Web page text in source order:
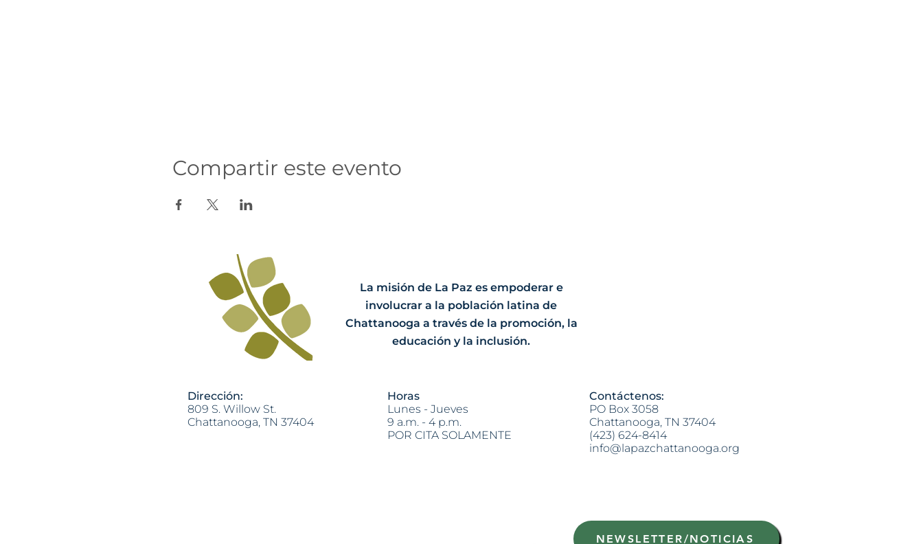
Compartir este evento
La misión de La Paz es empoderar e
involucrar a la población latina de
Chattanooga a través de la promoción, la
educación y la inclusión.
Dirección:
809 S. Willow St.
Chattanooga, TN 37404
Horas
Lunes - Jueves
9 a.m. - 4 p.m.
POR CITA SOLAMENTE
Contáctenos:
PO Box 3058
Chattanooga, TN 37404
(423) 624-8414
info@lapazchattanooga.org
NEWSLETTER/NOTICIAS